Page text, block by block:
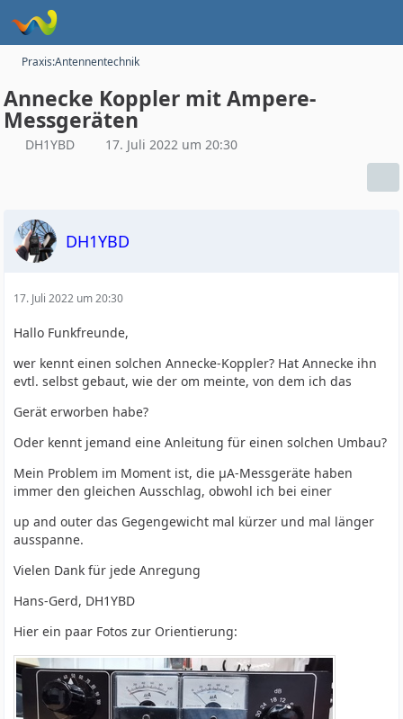
Praxis:Antennentechnik
Annecke Koppler mit Ampere-
Messgeräten
DH1YBD 17. Juli 2022 um 20:30
DH1YBD
17. Juli 2022 um 20:30
Hallo Funkfreunde,
wer kennt einen solchen Annecke-Koppler? Hat Annecke ihn
evtl. selbst gebaut, wie der om meinte, von dem ich das
Gerät erworben habe?
Oder kennt jemand eine Anleitung für einen solchen Umbau?
Mein Problem im Moment ist, die µA-Messgeräte haben
immer den gleichen Ausschlag, obwohl ich bei einer
up and outer das Gegengewicht mal kürzer und mal länger
ausspanne.
Vielen Dank für jede Anregung
Hans-Gerd, DH1YBD
Hier ein paar Fotos zur Orientierung: